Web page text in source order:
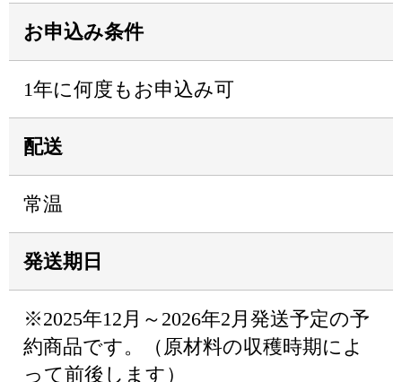
お申込み条件
1年に何度もお申込み可
配送
常温
発送期日
※2025年12月～2026年2月発送予定の予
約商品です。（原材料の収穫時期によ
って前後します）